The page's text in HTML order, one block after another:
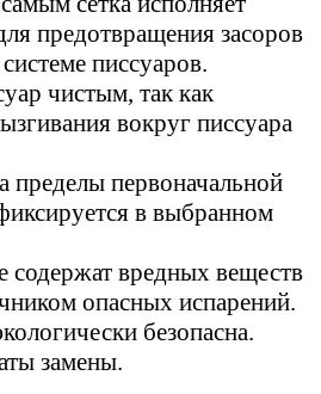
предотвращения засоров
писсуаров.
чистым, так как
вокруг писсуара
пределы первоначальной
в выбранном
содержат вредных веществ
опасных испарений.
безопасна.
замены.